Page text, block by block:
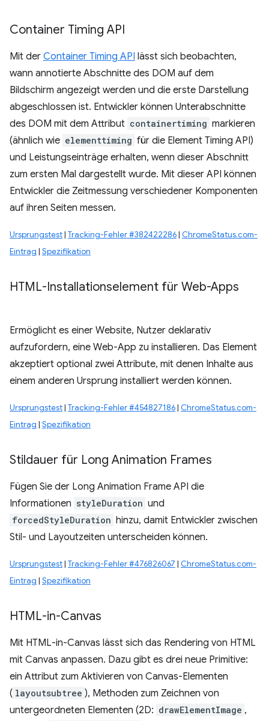
Container Timing API
Mit der Container Timing API lässt sich beobachten,
wann annotierte Abschnitte des DOM auf dem
Bildschirm angezeigt werden und die erste Darstellung
abgeschlossen ist. Entwickler können Unterabschnitte
des DOM mit dem Attribut containertiming markieren
(ähnlich wie elementtiming für die Element Timing API)
und Leistungseinträge erhalten, wenn dieser Abschnitt
zum ersten Mal dargestellt wurde. Mit dieser API können
Entwickler die Zeitmessung verschiedener Komponenten
auf ihren Seiten messen.
Ursprungstest| Tracking-Fehler #382422286| ChromeStatus.com-
Eintrag | Spezifikation
HTML-Installationselement für Web-Apps
Ermöglicht es einer Website, Nutzer deklarativ
aufzufordern, eine Web-App zu installieren. Das Element
akzeptiert optional zwei Attribute, mit denen Inhalte aus
einem anderen Ursprung installiert werden können.
Ursprungstest| Tracking-Fehler #454827186| ChromeStatus.com-
Eintrag | Spezifikation
Stildauer für Long Animation Frames
Fügen Sie der Long Animation Frame API die
Informationen styleDuration und
forcedStyleDuration hinzu, damit Entwickler zwischen
Stil- und Layoutzeiten unterscheiden können.
Ursprungstest| Tracking-Fehler #476826067 | ChromeStatus.com-
Eintrag | Spezifikation
HTML-in-Canvas
Mit HTML-in-Canvas lässt sich das Rendering von HTML
mit Canvas anpassen. Dazu gibt es drei neue Primitive:
ein Attribut zum Aktivieren von Canvas-Elementen
( layoutsubtree ), Methoden zum Zeichnen von
untergeordneten Elementen (2D: drawElementImage ,